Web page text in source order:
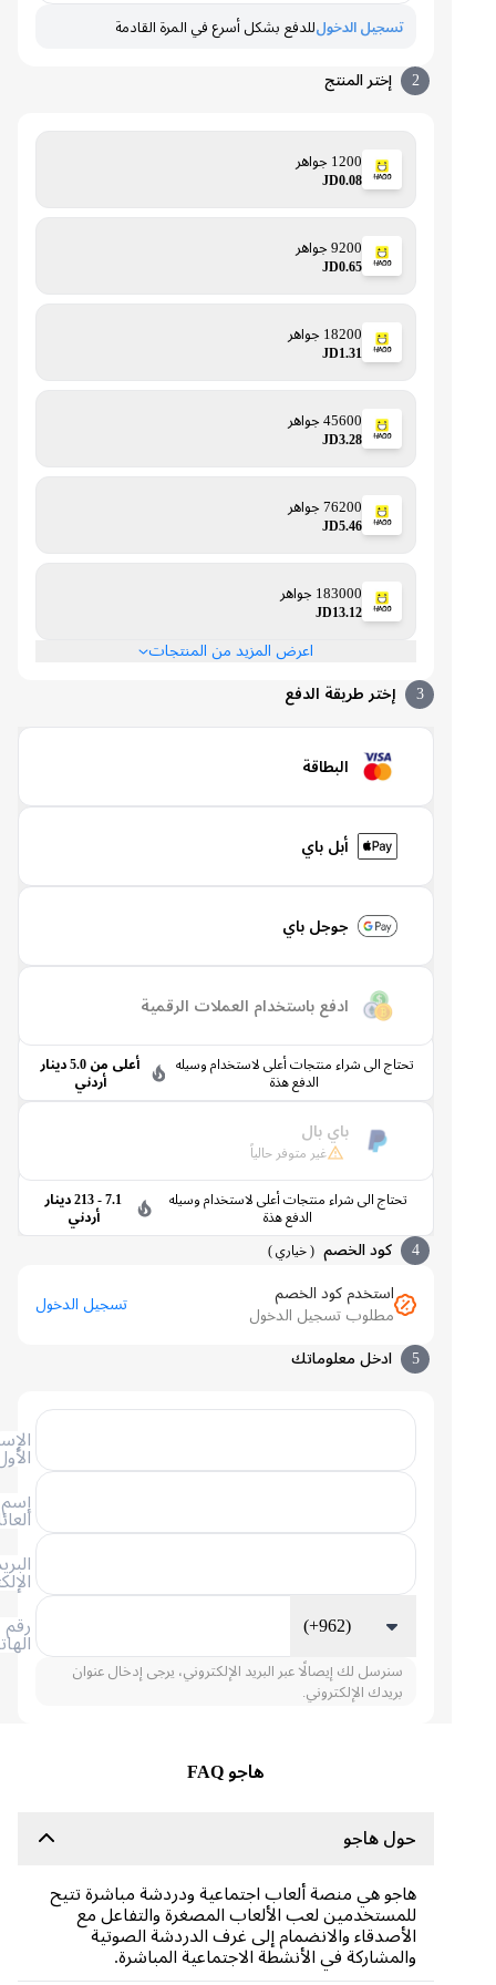
تسجيل الدخول للدفع بشكل أسرع في المرة القادمة
إختر المنتج
1200 جواهر
JD0.08
9200 جواهر
JD0.65
18200 جواهر
JD1.31
45600 جواهر
JD3.28
76200 جواهر
JD5.46
183000 جواهر
JD13.12
اعرض المزيد من المنتجات
إختر طريقة الدفع
البطاقة
أبل باي
جوجل باي
ادفع باستخدام العملات الرقمية
تحتاج الى شراء منتجات أعلى لاستخدام وسيله
أعلى من 5.0 دينار
باي بال
غير متوفر حالياً
تحتاج الى شراء منتجات أعلى لاستخدام وسيله
7.1 - 213 دينار
أردني
كود الخصم (خياري )
استخدم كود الخصم
مطلوب تسجيل الدخول
تسجيل الدخول
ادخل معلوماتك
العائلة
الإلكتروني
الهاتف
(+962)
سنرسل لك إيصالًا عبر البريد الإلكتروني، يرجى إدخال عنوان
بريدك الإلكتروني.
حول هاجو
هاجو هي منصة ألعاب اجتماعية ودردشة مباشرة تتيح
للمستخدمين لعب الألعاب المصغرة والتفاعل مع
الأصدقاء والانضمام إلى غرف الدردشة الصوتية
والمشاركة في الأنشطة الاجتماعية المباشرة.